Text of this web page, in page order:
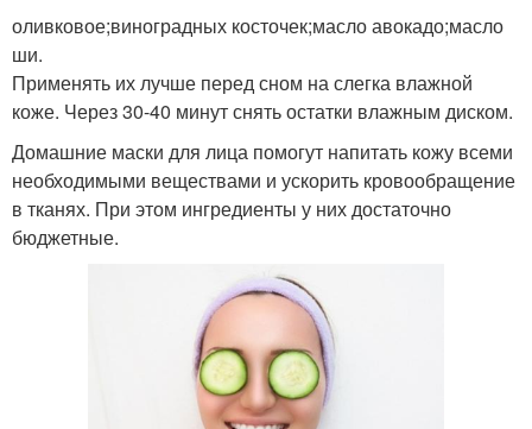
оливковое;виноградных косточек;масло авокадо;масло
ши.
Применять их лучше перед сном на слегка влажной
коже. Через 30-40 минут снять остатки влажным диском.
Домашние маски для лица помогут напитать кожу всеми
необходимыми веществами и ускорить кровообращение
в тканях. При этом ингредиенты у них достаточно
бюджетные.